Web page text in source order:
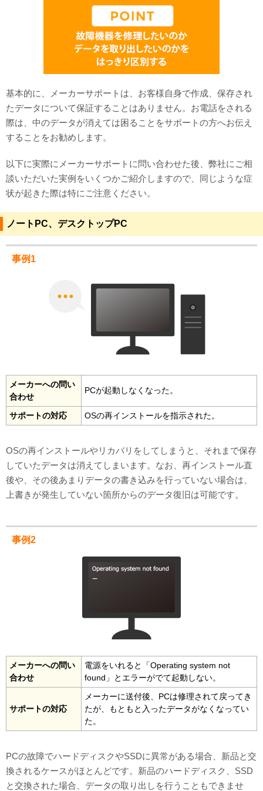
基本的に、メーカーサポートは、お客様自身で作成、保存され
たデータについて保証することはありません。お電話をされる
際は、中のデータが消えては困ることをサポートの方へお伝え
することをお勧めします。
以下に実際にメーカーサポートに問い合わせた後、弊社にご相
談いただいた実例をいくつかご紹介しますので、同じような症
状が起きた際は特にご注意ください。
ノートPC、デスクトップPC
事例1
メーカーへの問い
合わせ
PCが起動しなくなった。
サポートの対応 OSの再インストールを指示された。
OSの再インストールやリカバリをしてしまうと、それまで保存
していたデータは消えてしまいます。なお、再インストール直
後や、その後あまりデータの書き込みを行っていない場合は、
上書きが発生していない箇所からのデータ復旧は可能です。
事例2
メーカーへの問い
合わせ
電源をいれると「Operating system not
found」とエラーがでて起動しない。
サポートの対応
メーカーに送付後、PCは修理されて戻ってき
たが、もともと入ったデータがなくなってい
た。
PCの故障でハードディスクやSSDに異常がある場合、新品と交
換されるケースがほとんどです。新品のハードディスク、SSD
と交換された場合、データの取り出しを行うこともできませ